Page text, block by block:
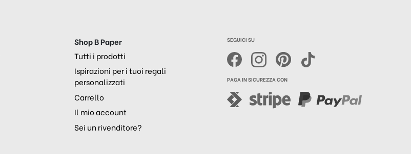
Shop B Paper
Tutti i prodotti
Ispirazioni per i tuoi regali
personalizzati
Carrello
Il mio account
Sei un rivenditore?
SEGUICI SU
PAGA IN SICUREZZA CON